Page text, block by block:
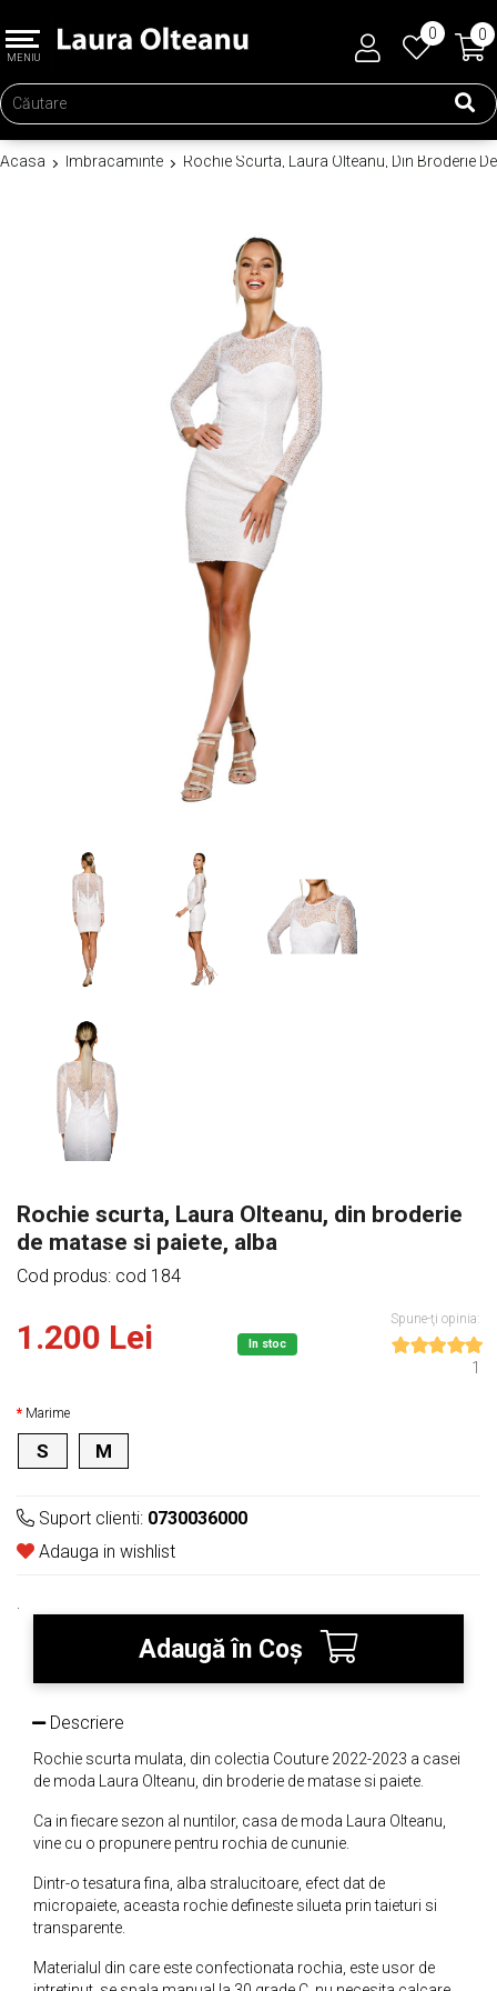
MENIU
0 0
Acasa Imbracaminte Rochie Scurta, Laura Olteanu, Din Broderie
Rochie scurta, Laura Olteanu, din broderie
de matase si paiete, alba
Cod produs: cod 184
1.200 Lei In stoc
Spune-ţi opinia:
1
Marime
S M
Suport clienti: 0730036000
Adauga in wishlist
Adaugă în Coş
Descriere
Rochie scurta mulata, din colectia Couture 2022-2023 a casei
de moda Laura Olteanu, din broderie de matase si paiete.
Ca in fiecare sezon al nuntilor, casa de moda Laura Olteanu,
vine cu o propunere pentru rochia de cununie.
Dintr-o tesatura fina, alba stralucitoare, efect dat de
micropaiete, aceasta rochie defineste silueta prin taieturi si
transparente.
Materialul din care este confectionata rochia, este usor de